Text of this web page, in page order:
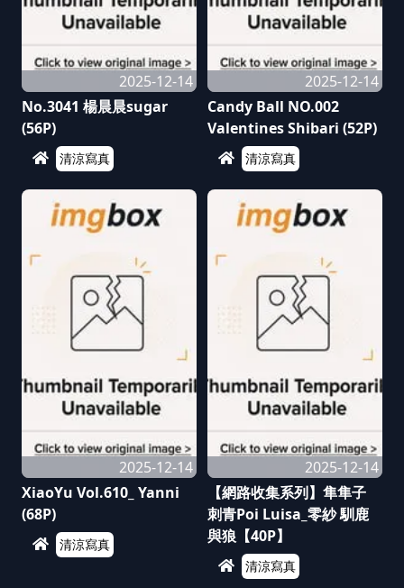
2025-12-14
No.3041 楊晨晨sugar
(56P)
清涼寫真
2025-12-14
Candy Ball NO.002
Valentines Shibari (52P)
清涼寫真
2025-12-14
XiaoYu Vol.610_ Yanni
(68P)
清涼寫真
2025-12-14
【網路收集系列】隼隼子
刺青Poi Luisa_零紗 馴鹿
與狼【40P】
清涼寫真